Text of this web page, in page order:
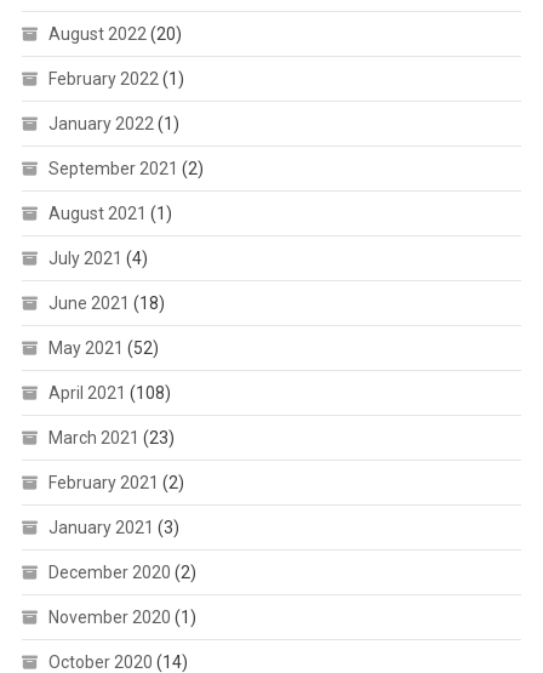
August 2022 (20)
February 2022 (1)
January 2022 (1)
September 2021 (2)
August 2021 (1)
July 2021 (4)
June 2021 (18)
May 2021 (52)
April 2021 (108)
March 2021 (23)
February 2021 (2)
January 2021 (3)
December 2020 (2)
November 2020 (1)
October 2020 (14)